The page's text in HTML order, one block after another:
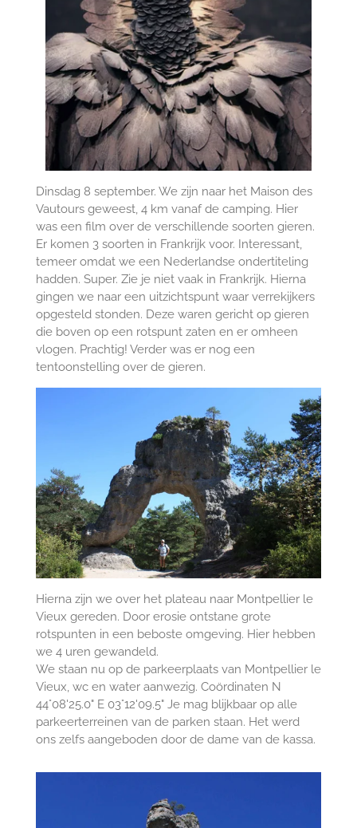
Dinsdag 8 september. We zijn naar het Maison des
Vautours geweest, 4 km vanaf de camping. Hier
was een film over de verschillende soorten gieren.
Er komen 3 soorten in Frankrijk voor. Interessant,
temeer omdat we een Nederlandse ondertiteling
hadden. Super. Zie je niet vaak in Frankrijk. Hierna
gingen we naar een uitzichtspunt waar verrekijkers
opgesteld stonden. Deze waren gericht op gieren
die boven op een rotspunt zaten en er omheen
vlogen. Prachtig! Verder was er nog een
tentoonstelling over de gieren.
Hierna zijn we over het plateau naar Montpellier le
Vieux gereden. Door erosie ontstane grote
rotspunten in een beboste omgeving. Hier hebben
we 4 uren gewandeld.
We staan nu op de parkeerplaats van Montpellier le
Vieux, wc en water aanwezig. Coördinaten N
44°08'25.0" E 03°12'09.5" Je mag blijkbaar op alle
parkeerterreinen van de parken staan. Het werd
ons zelfs aangeboden door de dame van de kassa.